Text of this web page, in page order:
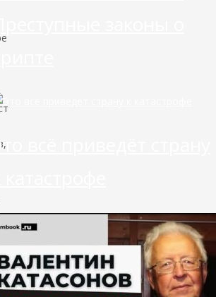
всё приведёт страну